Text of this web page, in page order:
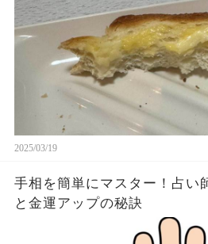
2025/03/19
手相を簡単にマスター！占い
と金運アップの秘訣